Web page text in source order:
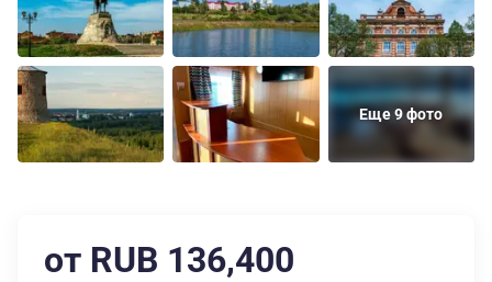
Еще 9 фото
от RUB 136,400